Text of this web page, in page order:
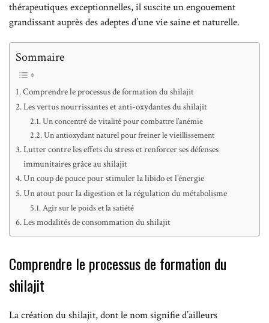
thérapeutiques exceptionnelles, il suscite un engouement
grandissant auprès des adeptes d’une vie saine et naturelle.
Sommaire
Comprendre le processus de formation du shilajit
Les vertus nourrissantes et anti-oxydantes du shilajit
Un concentré de vitalité pour combattre l’anémie
Un antioxydant naturel pour freiner le vieillissement
Lutter contre les effets du stress et renforcer ses défenses
immunitaires grâce au shilajit
Un coup de pouce pour stimuler la libido et l’énergie
Un atout pour la digestion et la régulation du métabolisme
Agir sur le poids et la satiété
Les modalités de consommation du shilajit
Comprendre le processus de formation du
shilajit
La création du shilajit, dont le nom signifie d’ailleurs